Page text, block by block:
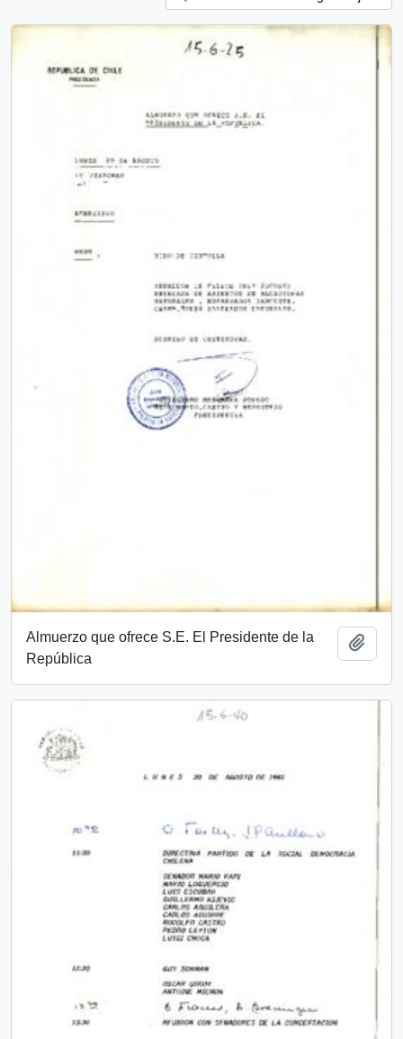
Almuerzo que ofrece S.E. El Presidente de la
República